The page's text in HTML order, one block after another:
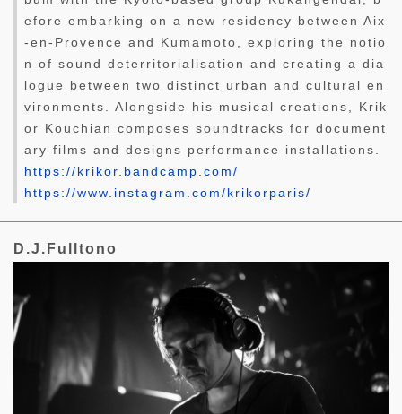
efore embarking on a new residency between Aix
-en-Provence and Kumamoto, exploring the notio
n of sound deterritorialisation and creating a dia
logue between two distinct urban and cultural en
vironments. Alongside his musical creations, Krik
or Kouchian composes soundtracks for document
ary films and designs performance installations.
https://krikor.bandcamp.com/
https://www.instagram.com/krikorparis/
D.J.Fulltono